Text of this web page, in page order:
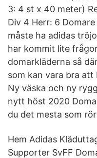
3: 4 st x 40 meter)
Div 4 Herr: 6
måste ha adidas
har kommit lite
domarkläderna så
som kan vara bra
Ny väska och ny
nytt höst 2020
du det mesta som
Hem Adidas
Supporter SvFF